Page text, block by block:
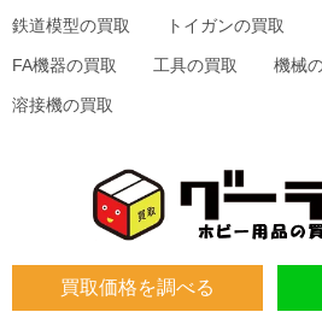
買取価格を調べる
鉄道模型の買取 トイガンの買取
FA機器の買取 工具の買取 機械
溶接機の買取